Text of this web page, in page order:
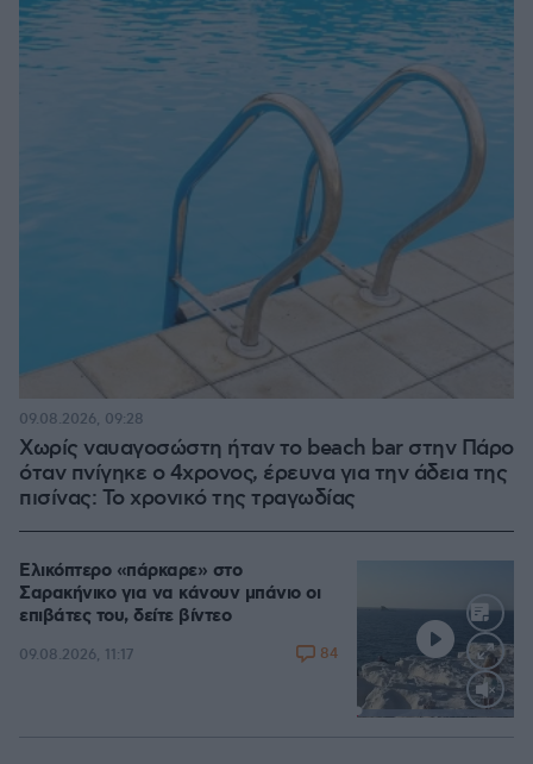
Χωρίς ναυαγοσώστη ήταν το beach bar στην Πάρο
όταν πνίγηκε ο 4χρονος, έρευνα για την άδεια της
πισίνας: Το χρονικό της τραγωδίας
09.08.2026, 09:28
Loaded
Ελικόπτερο «πάρκαρε» στο
Σαρακήνικο για να κάνουν μπάνιο οι
επιβάτες του, δείτε βίντεο
09.08.2026, 11:17 84